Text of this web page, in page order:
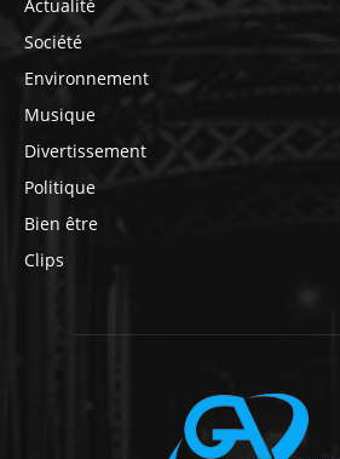
Actualité
Société
Environnement
Musique
Divertissement
Politique
Bien être
Clips